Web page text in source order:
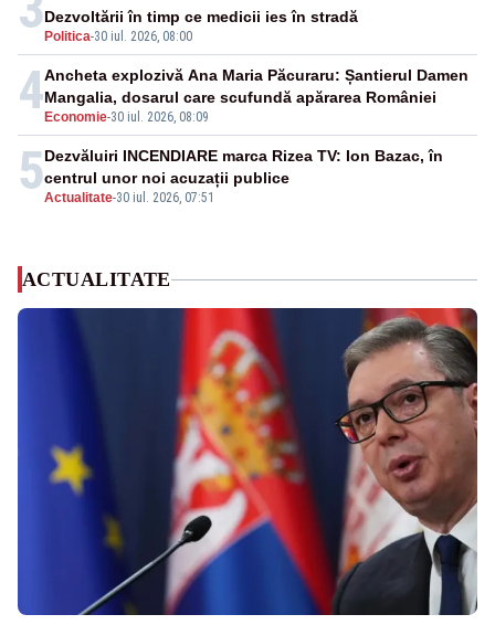
Politica-30 iul. 2026, 08:00
Dezvoltării în timp ce medicii ies în stradă
4 Economie-30 iul. 2026, 08:09
Ancheta explozivă Ana Maria Păcuraru: Șantierul Damen
Mangalia, dosarul care scufundă apărarea României
5Actualitate-30 iul. 2026, 07:51
Dezvăluiri INCENDIARE marca Rizea TV: Ion Bazac, în
centrul unor noi acuzații publice
ACTUALITATE